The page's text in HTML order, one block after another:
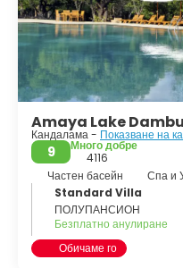
Предисторическият
комплексите от пещерни
археологически сайт със
открит в Дамбула, който
пещерните храмове,
на местни цивилизации
индийско влияние в
Amaya Lake
Кандалама - Показване на
9
Много добре
4116
Частен басейн
Спа и
Standard Villa
ПОЛУПАНСИОН
Безплатно анулиране
Обичаме го